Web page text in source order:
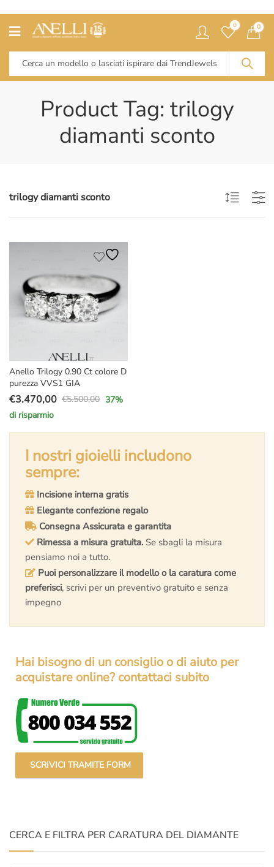
0 0
Product Tag: trilogy
diamanti sconto
trilogy diamanti sconto
Anello Trilogy 0.90 Ct colore D
purezza VVS1 GIA
€5.500,00
Il
prezzo
originale
€5.500,00.
€3.470,00
Il
prezzo
attuale
€3.470,00.
37%
di risparmio
I nostri gioielli includono
sempre:
Incisione interna gratis
Elegante confezione regalo
Consegna Assicurata e garantita
Rimessa a misura gratuita. Se sbagli la misura
pensiamo noi a tutto.
Puoi personalizzare il modello o la caratura come
preferisci, scrivi per un preventivo gratuito e senza
impegno
Hai bisogno di un consiglio o di aiuto per
acquistare online? contattaci subito
SCRIVICI TRAMITE FORM
CERCA E FILTRA PER CARATURA DEL DIAMANTE